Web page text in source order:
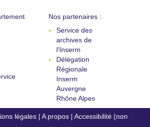
Nos partenaires :
Service des
archives de
l'Inserm
Délégation
Régionale
Inserm
Auvergne
Rhône Alpes
légales | A propos | Accessibilité (non